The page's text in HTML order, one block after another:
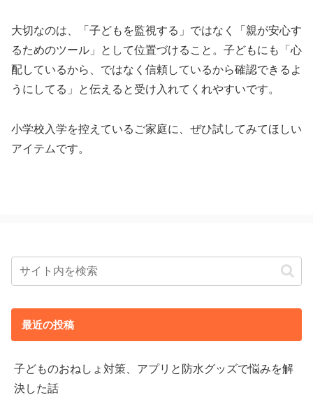
大切なのは、「子どもを監視する」ではなく「親が安心す
るためのツール」として位置づけること。子どもにも「心
配しているから、ではなく信頼しているから確認できるよ
うにしてる」と伝えると受け入れてくれやすいです。
小学校入学を控えているご家庭に、ぜひ試してみてほしい
アイテムです。
最近の投稿
子どものおねしょ対策、アプリと防水グッズで悩みを解
決した話